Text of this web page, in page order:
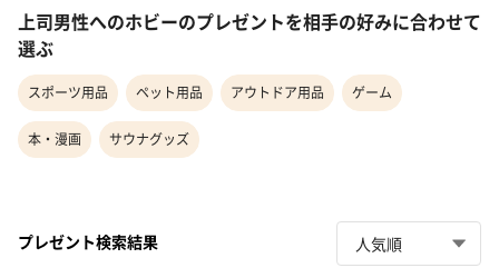
上司男性へのホビーのプレゼントを相手の好みに合わせて
選ぶ
スポーツ用品 ペット用品 アウトドア用品 ゲーム
本・漫画 サウナグッズ
プレゼント検索結果